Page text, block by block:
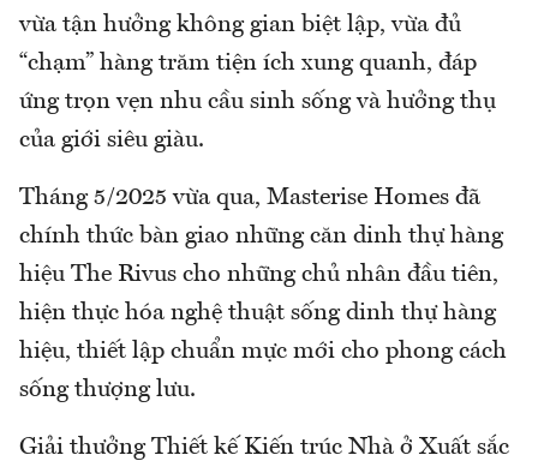
vừa tận hưởng không gian biệt lập, vừa đủ
“chạm” hàng trăm tiện ích xung quanh, đáp
ứng trọn vẹn nhu cầu sinh sống và hưởng thụ
của giới siêu giàu.
Tháng 5/2025 vừa qua, Masterise Homes đã
chính thức bàn giao những căn dinh thự hàng
hiệu The Rivus cho những chủ nhân đầu tiên,
hiện thực hóa nghệ thuật sống dinh thự hàng
hiệu, thiết lập chuẩn mực mới cho phong cách
sống thượng lưu.
Giải thưởng Thiết kế Kiến trúc Nhà ở Xuất sắc